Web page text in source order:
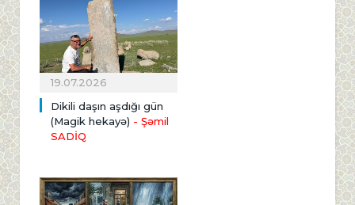
19.07.2026
Dikili daşın aşdığı gün
(Magik hekayə) - Şəmil
SADİQ